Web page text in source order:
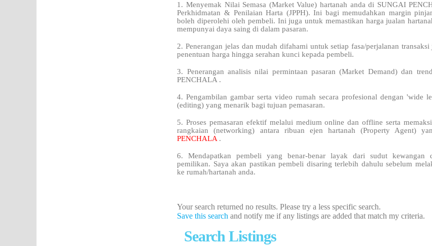
1. Menyemak Nilai Semasa (Market Value) hartanah anda di SUNGAI
Perkhidmatan & Penilaian Harta (JPPH). Ini bagi memudahkan margin
boleh diperolehi oleh pembeli. Ini juga untuk memastikan harga jualan
mempunyai daya saing di dalam pasaran.
2. Penerangan jelas dan mudah difahami untuk setiap fasa/perjalanan
penentuan harga hingga serahan kunci kepada pembeli.
3. Penerangan analisis nilai permintaan pasaran (Market Demand) dan
PENCHALA .
4. Pengambilan gambar serta video rumah secara profesional dengan 'wide
(editing) yang menarik bagi tujuan pemasaran.
5. Proses pemasaran efektif melalui medium online dan offline serta
rangkaian (networking) antara ribuan ejen hartanah (Property Agent)
PENCHALA .
6. Mendapatkan pembeli yang benar-benar layak dari sudut kewangan
pemilikan. Saya akan pastikan pembeli disaring terlebih dahulu sebelum
ke rumah/hartanah anda.
Your search returned no results. Please try a less specific search.
Save this search and notify me if any listings are added that match my criteria.
Search Listings